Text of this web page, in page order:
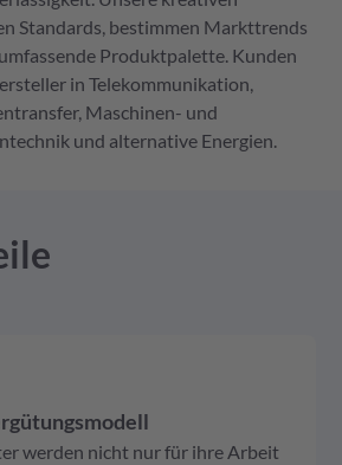
Standards, bestimmen Markttrends
Produktpalette. Kunden
in Telekommunikation,
Maschinen- und
und alternative Energien.
werden nicht nur für ihre Arbeit